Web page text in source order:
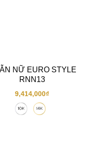
NỮ EURO STYLE
RNN13
9,414,000₫